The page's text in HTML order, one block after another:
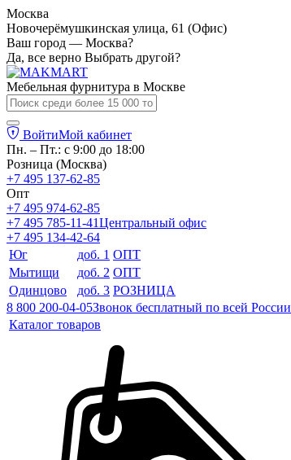
Москва
Новочерёмушкинская улица, 61 (Офис)
Ваш город — Москва?
Да, все верно Выбрать другой?
Мебельная фурнитура в Москве
ВойтиМой кабинет
Пн. – Пт.: с 9:00 до 18:00
Розница (Москва)
+7 495 137-62-85
Опт
+7 495 974-62-85
+7 495 785-11-41Центральный офис
+7 495 134-42-64
Юг
доб. 1 ОПТ
Мытищи
доб. 2 ОПТ
Одинцово
доб. 3 РОЗНИЦА
8 800 200-04-05Звонок бесплатный по всей России
Каталог товаров